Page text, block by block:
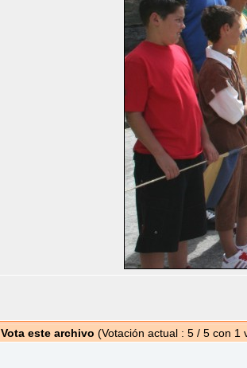
Vota este archivo (Votación actual : 5 / 5 con 1